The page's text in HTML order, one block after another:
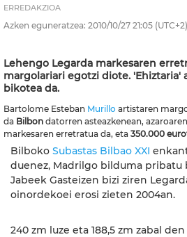
ERREDAKZIOA
Azken eguneratzea: 2010/10/27 21:05 (UTC+2)
Lehengo Legarda markesaren
margolariari egotzi diote. 'Ehiztaria'
bikotea da.
Bartolome Esteban Murillo artistaren
da Bilbon datorren asteazkenean,
markesaren erretratua da, eta 350.000
Bilboko Subastas Bilbao XXI
duenez, Madrilgo bilduma pribatu
Jabeek Gasteizen bizi ziren
oinordekoei erosi zieten 2004an.
240 zm luze eta 188,5 zm zabal